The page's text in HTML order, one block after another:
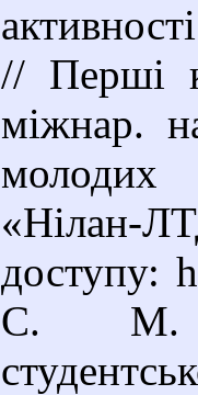
// Перші
міжнар.
«Нілан-
доступу:
С. М.